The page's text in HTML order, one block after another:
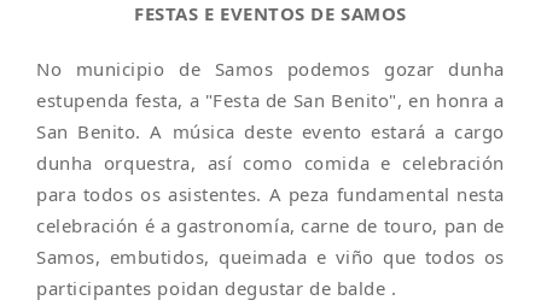
FESTAS E EVENTOS DE SAMOS
No municipio de Samos podemos gozar dunha
estupenda festa, a "Festa de San Benito", en honra a
San Benito. A música deste evento estará a cargo
dunha orquestra, así como comida e celebración
para todos os asistentes. A peza fundamental nesta
celebración é a gastronomía, carne de touro, pan de
Samos, embutidos, queimada e viño que todos os
participantes poidan degustar de balde .